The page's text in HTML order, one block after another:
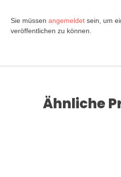
Sie müssenangemeldet sein, um
veröffentlichen zu können.
Ähnliche